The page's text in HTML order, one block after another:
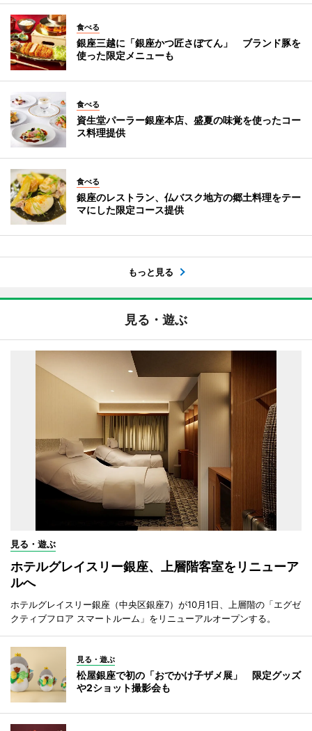
食べる
銀座三越に「銀座かつ匠さぼてん」 ブランド豚を
使った限定メニューも
食べる
資生堂パーラー銀座本店、盛夏の味覚を使ったコー
ス料理提供
食べる
銀座のレストラン、仏バスク地方の郷土料理をテー
マにした限定コース提供
もっと見る
見る・遊ぶ
見る・遊ぶ
ホテルグレイスリー銀座、上層階客室をリニューア
ルへ
ホテルグレイスリー銀座（中央区銀座7）が10月1日、上層階の「エグゼ
クティブフロア スマートルーム」をリニューアルオープンする。
見る・遊ぶ
松屋銀座で初の「おでかけ子ザメ展」 限定グッズ
や2ショット撮影会も